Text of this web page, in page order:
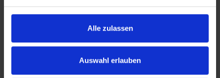
Alle zulassen
Auswahl erlauben
In accordance with the statutory provisions, our company is
from the obligation to provide an accessibility statement.